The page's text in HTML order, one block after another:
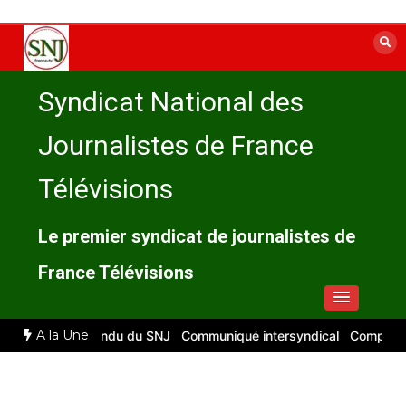
contenu
Syndicat National des
Journalistes de France
Télévisions
Le premier syndicat de journalistes de
France Télévisions
A la Une
: compte rendu du SNJ Communiqué intersyndical Compte-